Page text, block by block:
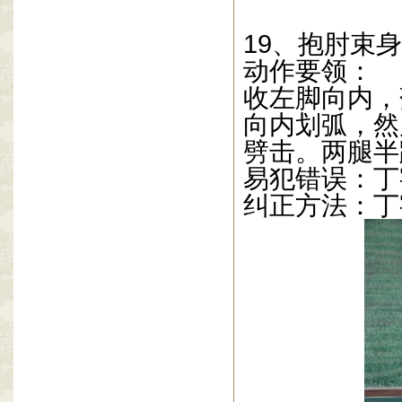
19、抱肘束身
动作要领：
收左脚向内
向内划弧，
劈击。两腿
易犯错误：
纠正方法：